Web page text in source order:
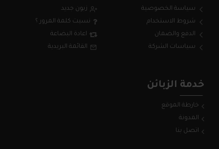
سياسة الخصوصية
شروط الاستخدام
الدفع والضمان
سياسات الشركة
زبون جديد
نسيت كلمة المرور ؟
اعادة البضاعة
القائمة البريدية
خدمة الزبائن
خارطة الموقع
المدونة
اتصل بنا